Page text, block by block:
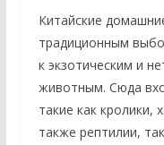
Китайские
традиционным
к экзотическим и
животным. Сюда
такие как кролики,
также рептилии,